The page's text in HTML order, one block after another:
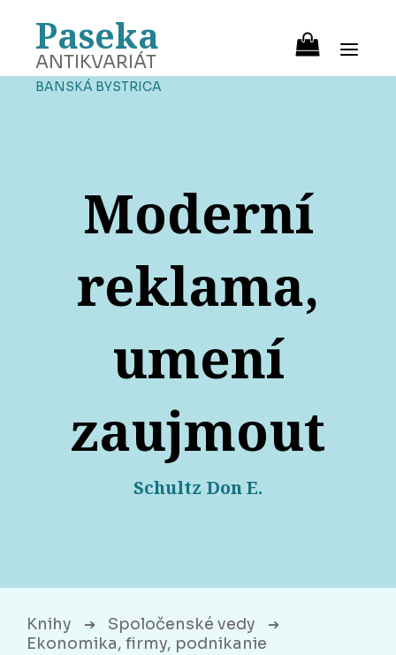
Paseka
ANTIKVARIÁT
BANSKÁ BYSTRICA
Moderní
reklama,
umení
zaujmout
Schultz Don E.
Knihy ➔ Spoločenské vedy ➔
Ekonomika, firmy, podnikanie